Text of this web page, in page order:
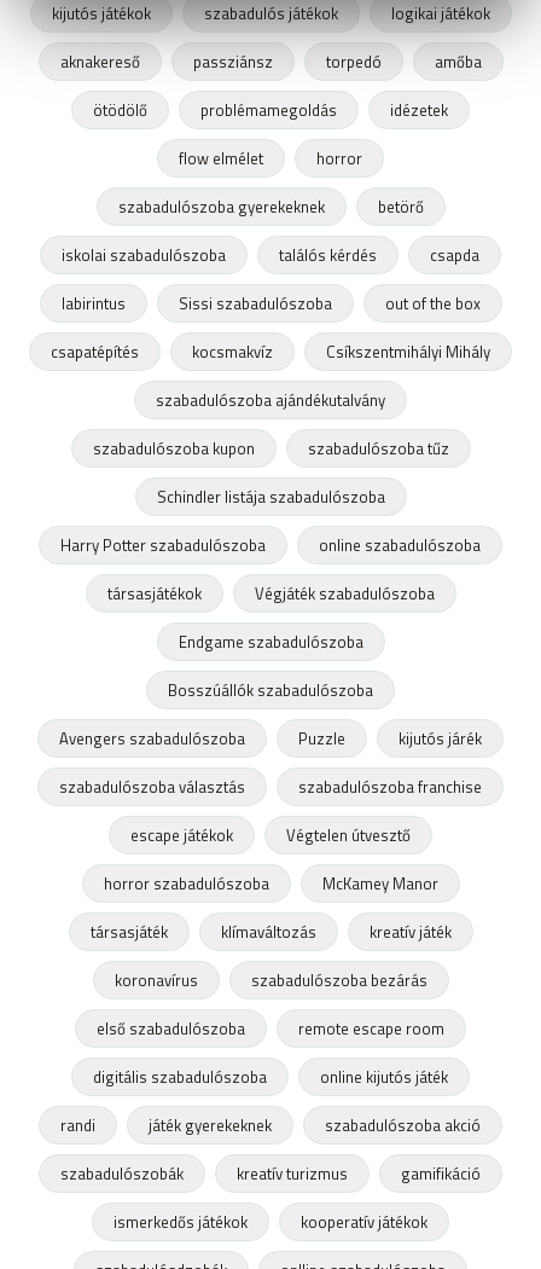
kijutós játékok
szabadulós játékok
logikai játékok
aknakereső
passziánsz torpedó
amőba
ötödölő
problémamegoldás
idézetek
flow elmélet
horror
szabadulószoba gyerekeknek
betörő
iskolai szabadulószoba
találós kérdés
csapda
labirintus
Sissi szabadulószoba
out of the box
csapatépítés
kocsmakvíz
Csíkszentmihályi Mihály
szabadulószoba ajándékutalvány
szabadulószoba kupon
szabadulószoba tűz
Schindler listája szabadulószoba
Harry Potter szabadulószoba
online szabadulószoba
társasjátékok
Végjáték szabadulószoba
Endgame szabadulószoba
Bosszúállók szabadulószoba
Avengers szabadulószoba
Puzzle
kijutós járék
szabadulószoba választás
szabadulószoba franchise
escape játékok
Végtelen útvesztő
horror szabadulószoba
McKamey Manor
társasjáték
klímaváltozás
kreatív játék
koronavírus
szabadulószoba bezárás
első szabadulószoba
remote escape room
digitális szabadulószoba
online kijutós játék
randi
játék gyerekeknek
szabadulószoba akció
szabadulószobák
kreatív turizmus
gamifikáció
ismerkedős játékok
kooperatív játékok